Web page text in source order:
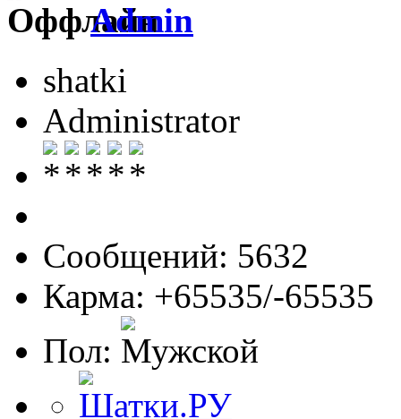
Admin
shatki
Administrator
Сообщений: 5632
Карма: +65535/-65535
Пол: